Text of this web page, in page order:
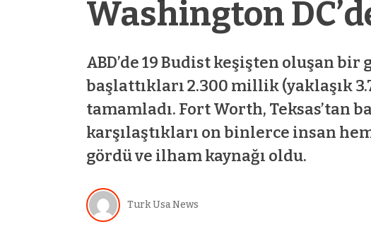
Washington
ABD’de 19 Budist keşişten oluşan bir
başlattıkları 2.300 millik (yaklaşık
tamamladı. Fort Worth, Teksas’tan
karşılaştıkları on binlerce insan
gördü ve ilham kaynağı oldu.
Turk Usa News